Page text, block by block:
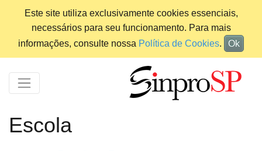
Este site utiliza exclusivamente cookies essenciais,
necessários para seu funcionamento. Para mais
informações, consulte nossa Política de Cookies. Ok
Escola